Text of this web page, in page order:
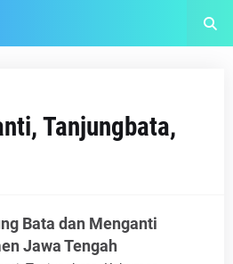
Tanjungbata,
Bata dan Menganti
Jawa Tengah